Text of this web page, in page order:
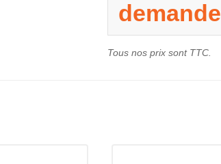
demande
Tous nos prix sont TTC.